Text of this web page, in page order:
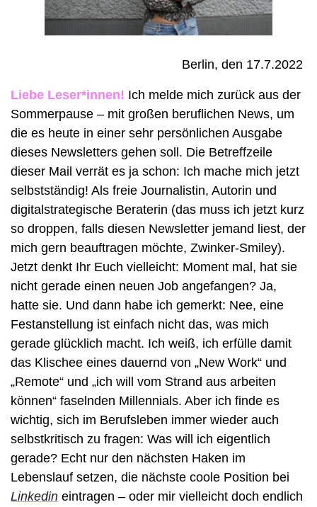
Berlin, den 17.7.2022
Liebe Leser*innen! Ich melde mich zurück aus der
Sommerpause – mit großen beruflichen News, um
die es heute in einer sehr persönlichen Ausgabe
dieses Newsletters gehen soll. Die Betreffzeile
dieser Mail verrät es ja schon: Ich mache mich jetzt
selbstständig! Als freie Journalistin, Autorin und
digitalstrategische Beraterin (das muss ich jetzt kurz
so droppen, falls diesen Newsletter jemand liest, der
mich gern beauftragen möchte, Zwinker-Smiley).
Jetzt denkt Ihr Euch vielleicht: Moment mal, hat sie
nicht gerade einen neuen Job angefangen? Ja,
hatte sie. Und dann habe ich gemerkt: Nee, eine
Festanstellung ist einfach nicht das, was mich
gerade glücklich macht. Ich weiß, ich erfülle damit
das Klischee eines dauernd von „New Work“ und
„Remote“ und „ich will vom Strand aus arbeiten
können“ faselnden Millennials. Aber ich finde es
wichtig, sich im Berufsleben immer wieder auch
selbstkritisch zu fragen: Was will ich eigentlich
gerade? Echt nur den nächsten Haken im
Linkedin eintragen – oder mir vielleicht doch endlich